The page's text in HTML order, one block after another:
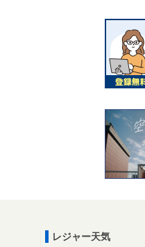
レジャー天気